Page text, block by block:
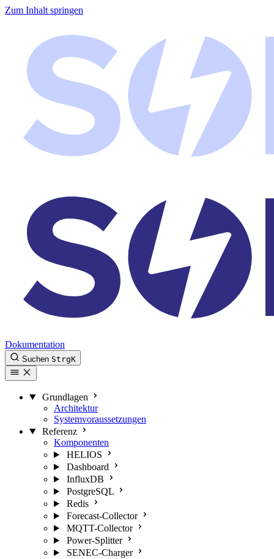
Zum Inhalt springen
Dokumentation
Suchen StrgK
Grundlagen
Architektur
Systemvoraussetzungen
Referenz
Komponenten
HELIOS
Dashboard
InfluxDB
PostgreSQL
Redis
Forecast-Collector
MQTT-Collector
Power-Splitter
SENEC-Charger